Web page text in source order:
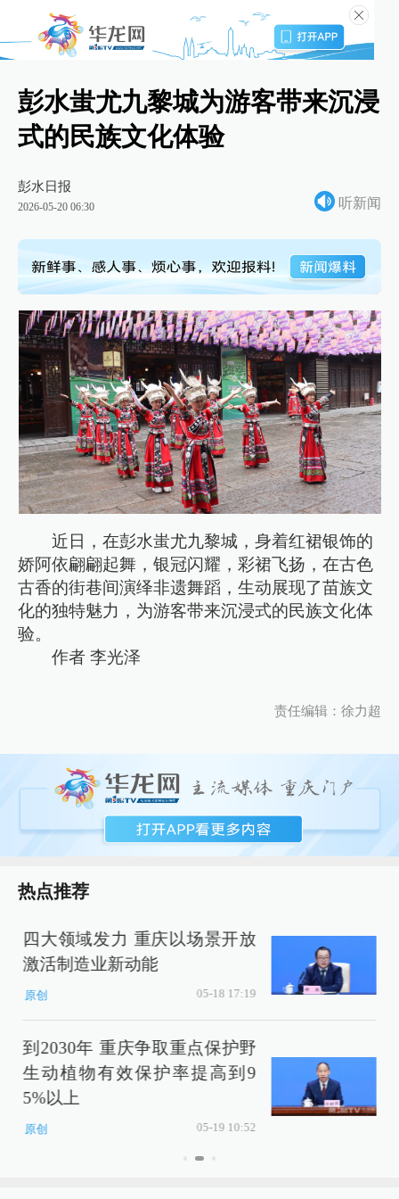
彭水蚩尤九黎城为游客带来沉浸
式的民族文化体验
彭水日报
2026-05-20 06:30 听新闻
近日，在彭水蚩尤九黎城，身着红裙银饰的
娇阿依翩翩起舞，银冠闪耀，彩裙飞扬，在古色
古香的街巷间演绎非遗舞蹈，生动展现了苗族文
化的独特魅力，为游客带来沉浸式的民族文化体
验。
作者 李光泽
责任编辑：徐力超
热点推荐
四大领域发力 重庆以场景开放
激活制造业新动能
原创 05-18 17:19
到2030年 重庆争取重点保护野
生动植物有效保护率提高到9
5%以上
原创 05-19 10:52